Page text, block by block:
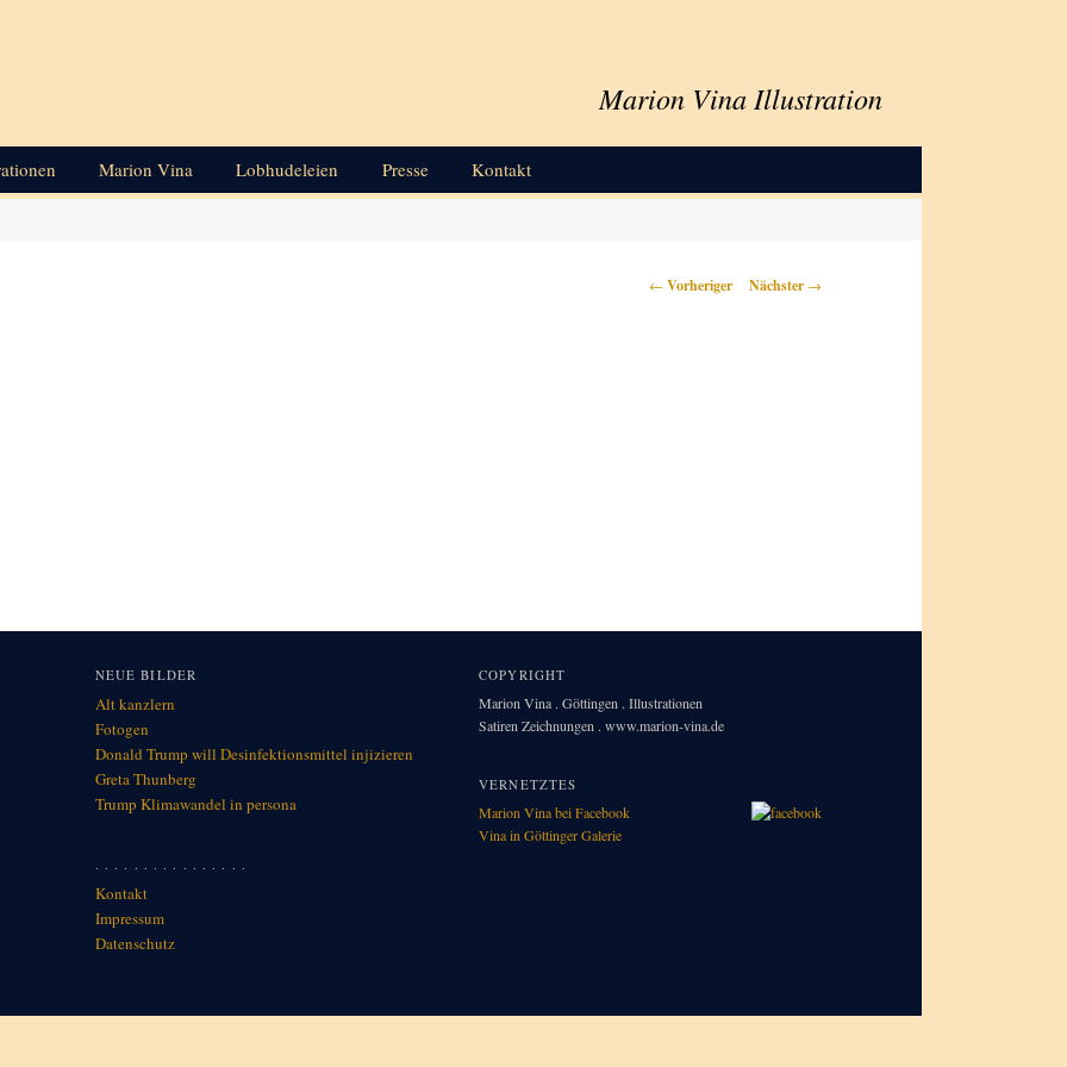
Marion Vina Illustration
Marion Vina Lobhudeleien Presse Kontakt
Beitragsnavigation
← Vorheriger Nächster →
NEUE BILDER
Alt kanzlern
Fotogen
Donald Trump will Desinfektionsmittel injizieren
Greta Thunberg
Trump Klimawandel in per­so­na
. . . . . . . . . . . . . . . .
Kontakt
Impressum
Datenschutz
COPYRIGHT
Marion Vina . Göttingen . Illustrationen
Satiren Zeichnungen . www.marion-vina.de
VERNETZTES
Marion Vina bei Facebook
Vina in Göttinger Galerie